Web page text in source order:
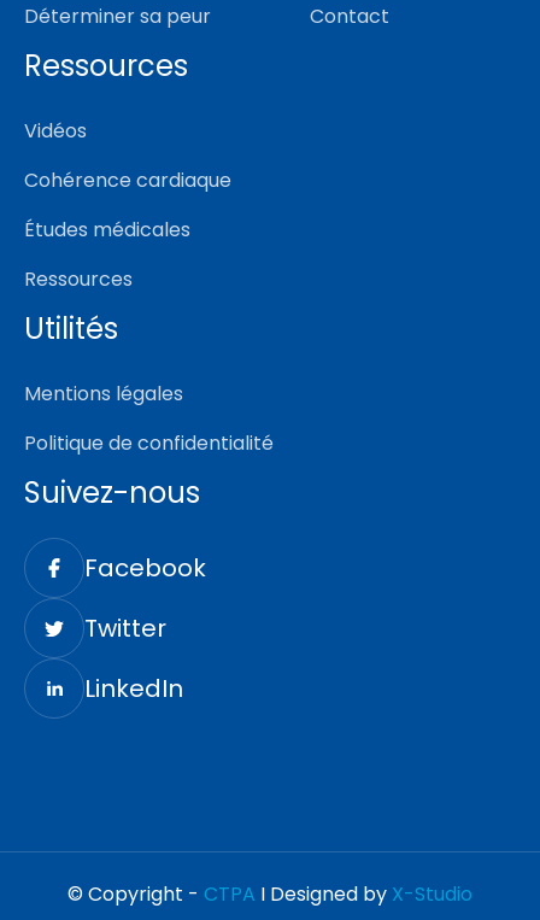
Déterminer sa peur
Contact
Ressources
Vidéos
Cohérence cardiaque
Études médicales
Ressources
Utilités
Mentions légales
Politique de confidentialité
Suivez-nous
Facebook
Twitter
LinkedIn
© Copyright - CTPA I Designed by X-Studio